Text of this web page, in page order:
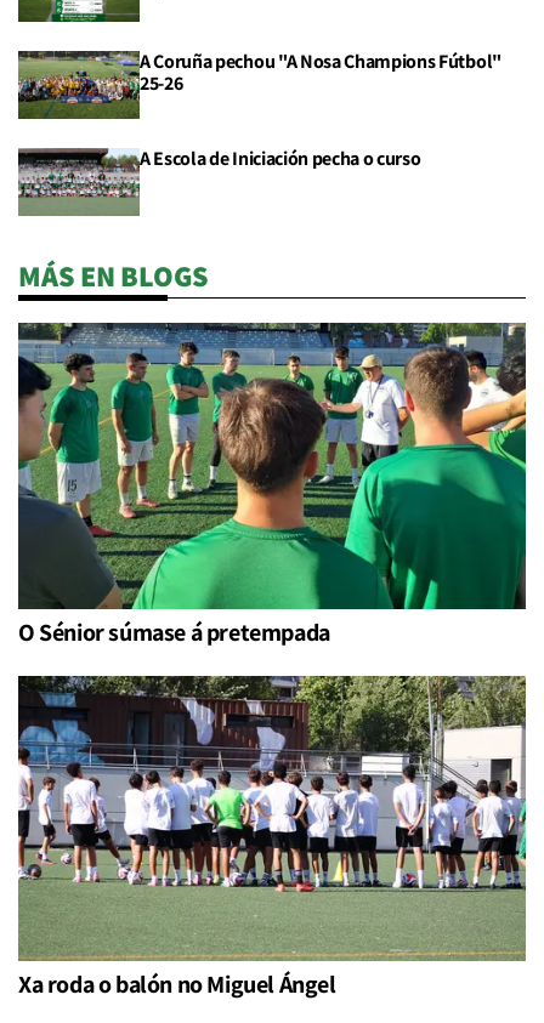
A Coruña pechou "A Nosa Champions Fútbol"
25-26
A Escola de Iniciación pecha o curso
MÁS EN BLOGS
O Sénior súmase á pretempada
Xa roda o balón no Miguel Ángel